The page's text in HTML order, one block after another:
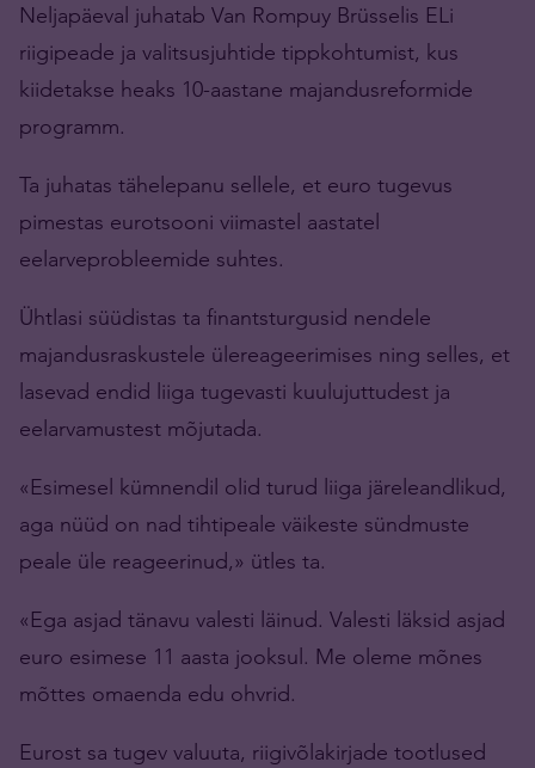
Neljapäeval juhatab Van Rompuy Brüsselis ELi
riigipeade ja valitsusjuhtide tippkohtumist, kus
kiidetakse heaks 10-aastane majandusreformide
programm.
Ta juhatas tähelepanu sellele, et euro tugevus
pimestas eurotsooni viimastel aastatel
eelarveprobleemide suhtes.
Ühtlasi süüdistas ta finantsturgusid nendele
majandusraskustele ülereageerimises ning selles, et
lasevad endid liiga tugevasti kuulujuttudest ja
eelarvamustest mõjutada.
«Esimesel kümnendil olid turud liiga järeleandlikud,
aga nüüd on nad tihtipeale väikeste sündmuste
peale üle reageerinud,» ütles ta.
«Ega asjad tänavu valesti läinud. Valesti läksid asjad
euro esimese 11 aasta jooksul. Me oleme mõnes
mõttes omaenda edu ohvrid.
Eurost sa tugev valuuta, riigivõlakirjade tootlused